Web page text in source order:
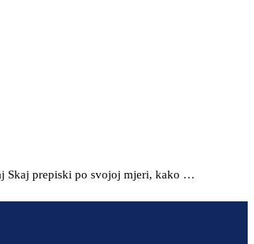
Skaj prepiski po svojoj mjeri, kako …